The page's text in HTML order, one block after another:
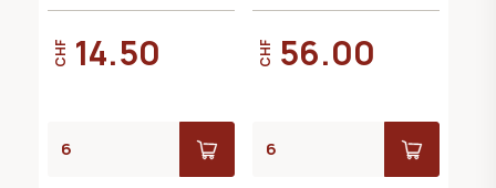
CHF 14.50 CHF 56.00